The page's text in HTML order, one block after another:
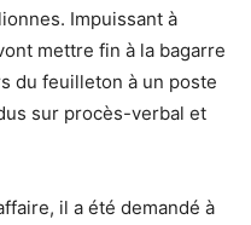
Impuissant à
mettre fin à la bagarre
du feuilleton à un poste
sur procès-verbal et
il a été demandé à